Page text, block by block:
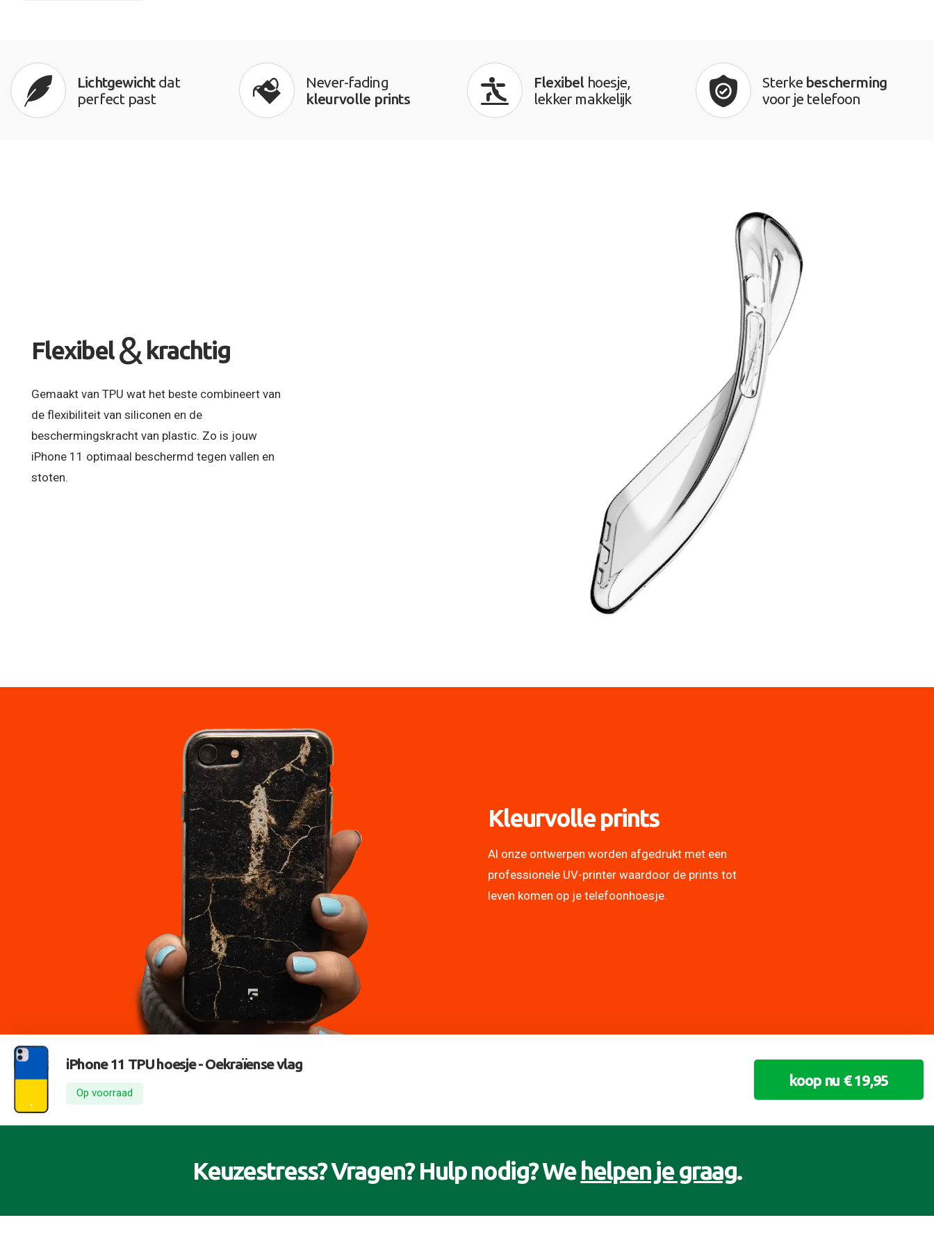
Lichtgewichtdat
perfect past
Never-fading
kleurvolle prints
Flexibelhoesje,
lekker makkelijk
Sterke bescherming
voor je telefoon
Flexibel & krachtig
Gemaakt van TPU wat het beste combineert van
de flexibiliteit van siliconen en de
beschermingskracht van plastic. Zo is jouw
iPhone 11 optimaal beschermd tegen vallen en
stoten.
Kleurvolle prints
Al onze ontwerpen worden afgedrukt met een
professionele UV-printer waardoor de prints tot
leven komen op je telefoonhoesje.
iPhone 11 TPU hoesje -Oekraïense vlag
Op voorraad
koop nu € 19,95
Keuzestress? Vragen? Hulp nodig? We helpen je graag.